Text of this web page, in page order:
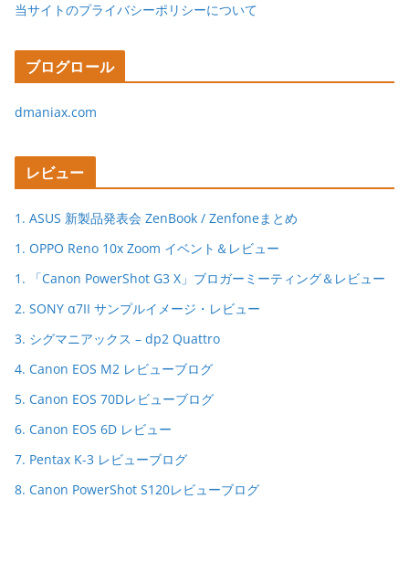
当サイトのプライバシーポリシーについて
ブログロール
dmaniax.com
レビュー
1. ASUS 新製品発表会 ZenBook / Zenfoneまとめ
1. OPPO Reno 10x Zoom イベント＆レビュー
1. 「Canon PowerShot G3 X」ブロガーミーティング＆レビュー
2. SONY α7II サンプルイメージ・レビュー
3. シグマニアックス – dp2 Quattro
4. Canon EOS M2 レビューブログ
5. Canon EOS 70Dレビューブログ
6. Canon EOS 6D レビュー
7. Pentax K-3 レビューブログ
8. Canon PowerShot S120レビューブログ